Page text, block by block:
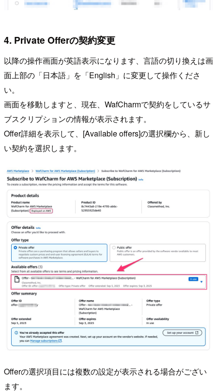
4. Private Offerの契約変更
以降の操作画面が英語表示になります、言語の切り換えは画
面上部の「日本語」を「English」に変更して操作くださ
い。
画面を移動しますと、現在、WafCharmで契約をしているサ
ブスクリプションの情報が表示されます。
Offer詳細を表示して、[Available offers]の選択欄から、新し
い契約を選択します。
Offerの選択項目には複数の設定が表示される場合がござい
ます。